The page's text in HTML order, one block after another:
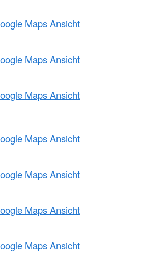
Maps Ansicht
Maps Ansicht
Maps Ansicht
Maps Ansicht
Maps Ansicht
Maps Ansicht
Maps Ansicht